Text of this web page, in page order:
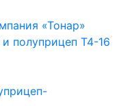
«Тонар»
и полуприцеп Т4-16